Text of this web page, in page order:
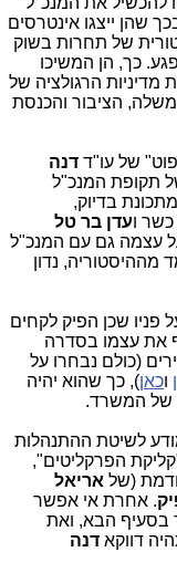
שהן ייצגו אינטרסים
של תחרות בשוק
כך, הן המשיכו
מדיניות הרגולציה של
הציבור והכנסת
של עו"ד דנה
תקופת המנכ"ל
בדיוק,
כשר ועדן בר טל
עצמה גם עם המנכ"ל
מההיסטוריה, נדון
שכן הפיק לקחים
את עצמו בסדרה
(כולם נבחרו על
וכאן), כך שהוא יהיה
של המשרד.
לשיטת ההתנהלות
הפרקליטים",
(של אריאל
. אחרת אי אפשר
בסעיף הבא, ואת
דווקא דנה